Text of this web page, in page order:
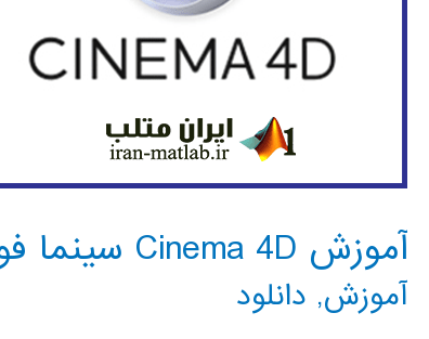
آموزش Cinema 4D سینما فوردی
آموزش, دانلود